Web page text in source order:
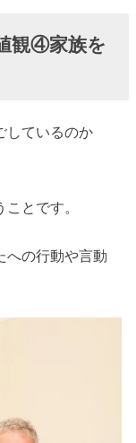
観④家族を
しているのか
とです。
への行動や言動